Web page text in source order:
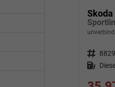
Skoda
Fahrzeugnr.
Kraftstoff